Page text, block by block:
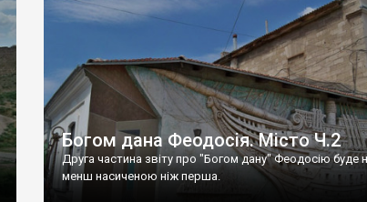
Богом дана Феодосія. Місто Ч.2
Друга частина звіту про "Богом дану" Феодосію буде
менш насиченою ніж перша.